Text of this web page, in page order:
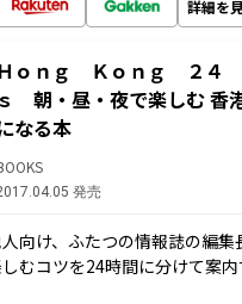
詳細を
ｏｎｇ Ｋｏｎｇ ２４
ｓ 朝・昼・夜で楽しむ 香
なる本
発売
向け、ふたつの情報誌の編集
むコツを24時間に分けて案内